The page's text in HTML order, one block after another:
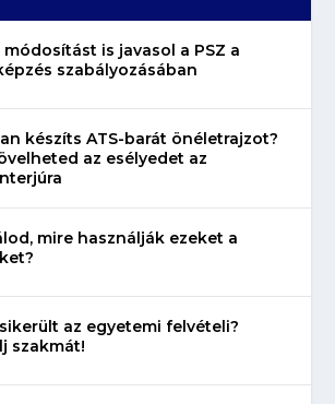
módosítást is javasol a PSZ a
szabályozásában
készíts ATS-barát önéletrajzot?
az esélyedet az
mire használják ezeket a
az egyetemi felvételi?
szakmát!